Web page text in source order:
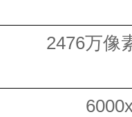
2476万像